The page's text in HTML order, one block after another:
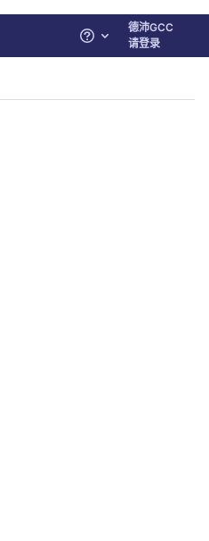
帮助
德沛GCC
请登录